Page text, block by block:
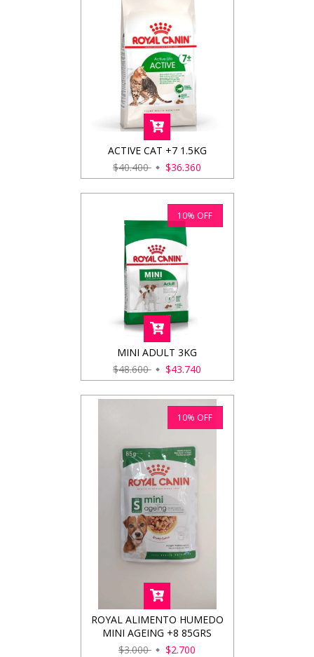
ACTIVE CAT +7 1.5KG
$40.400
$36.360
10% OFF
MINI ADULT 3KG
$48.600
$43.740
10% OFF
ROYAL ALIMENTO HUMEDO
MINI AGEING +8 85GRS
$3.000
$2.700